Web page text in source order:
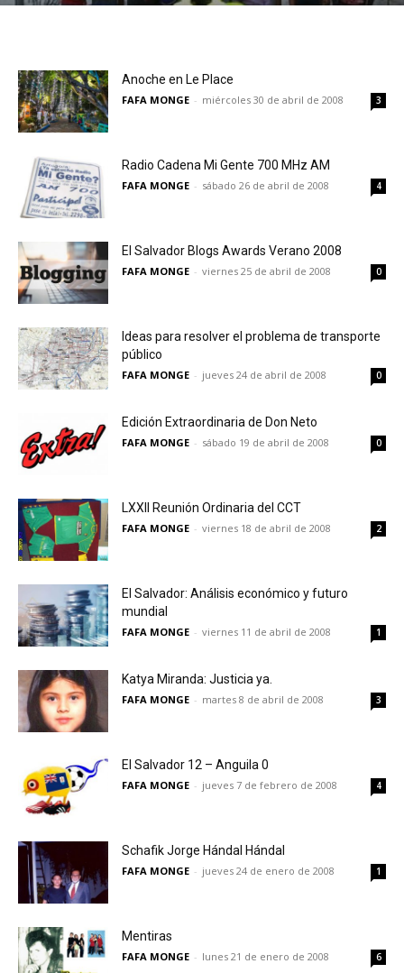
Anoche en Le Place
FAFA MONGE - miércoles 30 de abril de 2008 3
Radio Cadena Mi Gente 700 MHz AM
FAFA MONGE - sábado 26 de abril de 2008 4
El Salvador Blogs Awards Verano 2008
FAFA MONGE - viernes 25 de abril de 2008 0
Ideas para resolver el problema de transporte
público
FAFA MONGE - jueves 24 de abril de 2008 0
Edición Extraordinaria de Don Neto
FAFA MONGE - sábado 19 de abril de 2008 0
LXXII Reunión Ordinaria del CCT
FAFA MONGE - viernes 18 de abril de 2008 2
El Salvador: Análisis económico y futuro
mundial
FAFA MONGE - viernes 11 de abril de 2008 1
Katya Miranda: Justicia ya.
FAFA MONGE - martes 8 de abril de 2008 3
El Salvador 12 – Anguila 0
FAFA MONGE - jueves 7 de febrero de 2008 4
Schafik Jorge Hándal Hándal
FAFA MONGE - jueves 24 de enero de 2008 1
Mentiras
FAFA MONGE - lunes 21 de enero de 2008 6